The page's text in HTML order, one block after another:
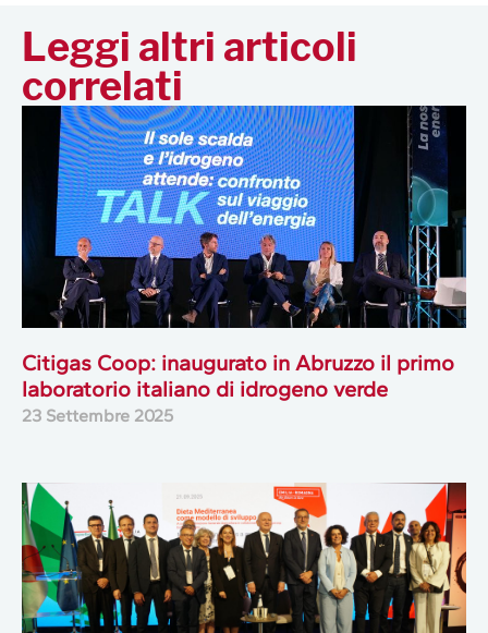
Leggi altri articoli
correlati
Citigas Coop: inaugurato in Abruzzo il primo
laboratorio italiano di idrogeno verde
23 Settembre 2025